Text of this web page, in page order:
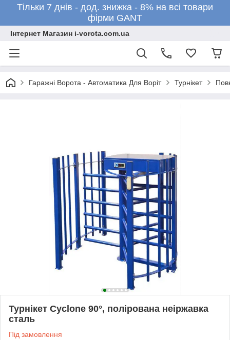
Тільки 7 днів - дод. знижка - 8% на всі товари
фірми GANT
Інтернет Магазин i-vorota.com.ua
Гаражні Ворота - Автоматика Для Воріт Турнікет
Турнікет Cyclone 90°, полірована неіржавка
сталь
Під замовлення